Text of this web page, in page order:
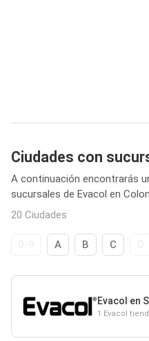
Ciudades con
A continuación encontrarás
sucursales de Evacol en
20 Ciudades
A B C
Evacol en
1 Evacol